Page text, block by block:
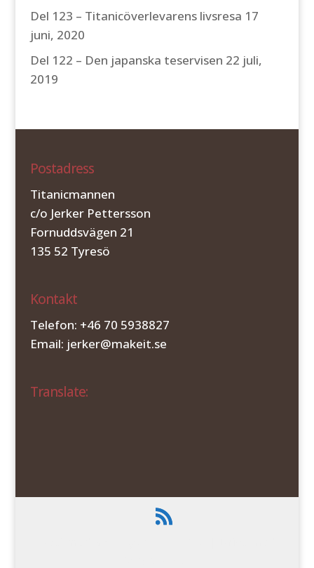
Del 123 – Titanicöverlevarens livsresa 17
juni, 2020
Del 122 – Den japanska teservisen 22 juli,
2019
Postadress
Titanicmannen
c/o Jerker Pettersson
Fornuddsvägen 21
135 52 Tyresö
Kontakt
Telefon: +46 70 5938827
Email: jerker@makeit.se
Translate: